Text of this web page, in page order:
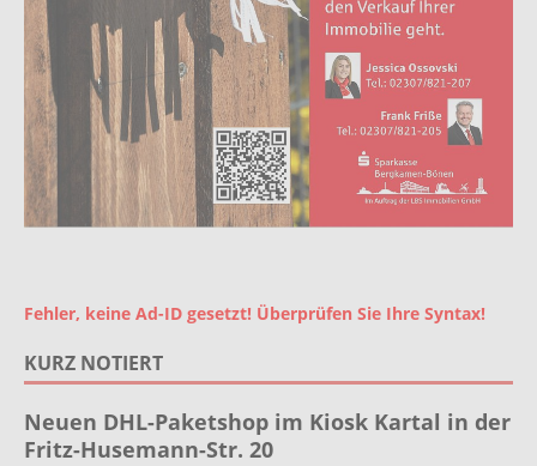
Fehler, keine Ad-ID gesetzt! Überprüfen Sie Ihre Syntax!
KURZ NOTIERT
Neuen DHL-Paketshop im Kiosk Kartal in der
Fritz-Husemann-Str. 20